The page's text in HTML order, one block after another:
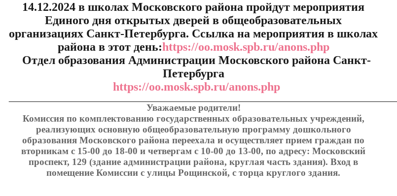
14.12.2024 в школах Московского района пройдут мероприятия
Единого дня открытых дверей в общеобразовательных
организациях Санкт-Петербурга. Ссылка на мероприятия в школах
района в этот день:https://oo.mosk.spb.ru/anons.php
Отдел образования Администрации Московского района Санкт-
Петербурга
https://oo.mosk.spb.ru/anons.php
Уважаемые родители!
Комиссия по комплектованию государственных образовательных учреждений,
реализующих основную общеобразовательную программу дошкольного
образования Московского района переехала и осуществляет прием граждан по
вторникам с 15-00 до 18-00 и четвергам с 10-00 до 13-00, по адресу: Московский
проспект, 129 (здание администрации района, круглая часть здания). Вход в
помещение Комиссии с улицы Рощинской, с торца круглого здания.